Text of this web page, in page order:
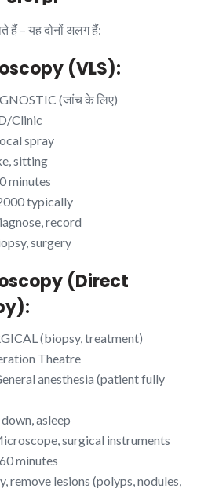
हैं – यह दोनों अलग हैं:
(VLS):
(जांच के लिए)
Clinic
spray
sitting
minutes
typically
record
surgery
(Direct
(biopsy, treatment)
Theatre
anesthesia (patient fully
asleep
surgical instruments
minutes
remove lesions (polyps, nodules,